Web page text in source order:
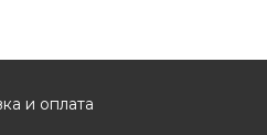
и оплата